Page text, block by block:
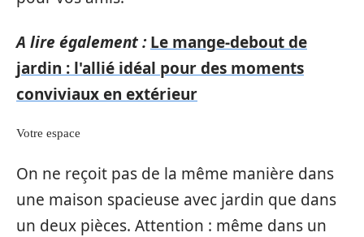
A lire également : Le mange-debout de
jardin : l'allié idéal pour des moments
conviviaux en extérieur
Votre espace
On ne reçoit pas de la même manière dans
une maison spacieuse avec jardin que dans
un deux pièces. Attention : même dans un